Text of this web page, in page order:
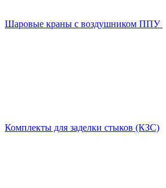
Шаровые краны с воздушником ППУ
Комплекты для заделки стыков (КЗС)